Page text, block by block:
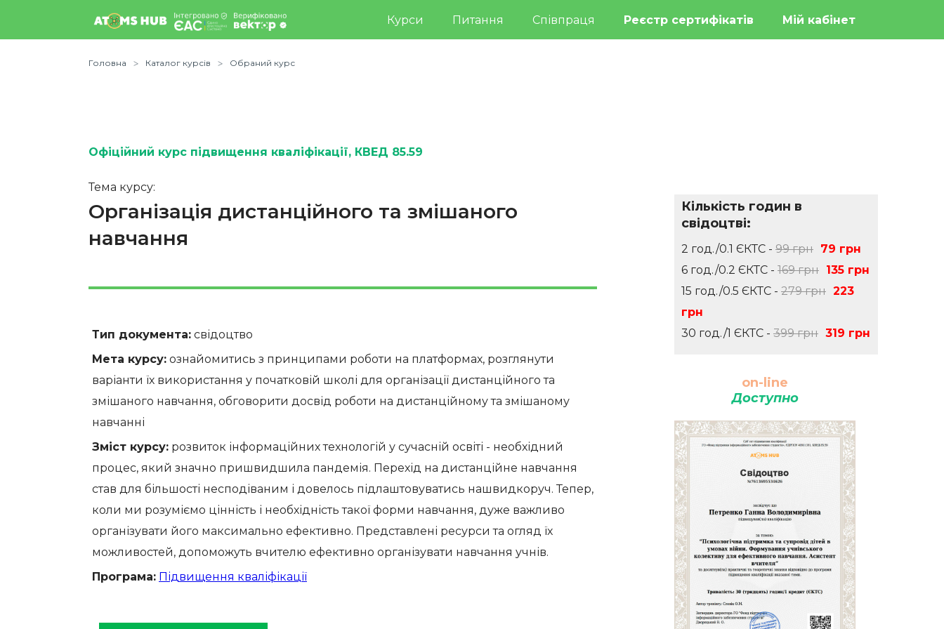
Курси Питання Співпраця Реєстр сертифікатів Мій кабінет
Головна Каталог курсів Обраний курс
Офіційний курс підвищення кваліфікації, КВЕД 85.59
Тема курсу:
Організація дистанційного та змішаного
навчання
Тип документа: свідоцтво
Мета курсу: ознайомитись з принципами роботи на платформах, розглянути
варіанти їх використання у початковій школі для організації дистанційного та
змішаного навчання, обговорити досвід роботи на дистанційному та змішаному
навчанні
Зміст курсу: розвиток інформаційних технологій у сучасній освіті - необхідний
процес, який значно пришвидшила пандемія. Перехід на дистанційне навчання
став для більшості несподіваним і довелось підлаштовуватись нашвидкоруч. Тепер,
коли ми розуміємо цінність і необхідність такої форми навчання, дуже важливо
організувати його максимально ефективно. Представлені ресурси та огляд їх
можливостей, допоможуть вчителю ефективно організувати навчання учнів.
Програма: Підвищення кваліфікації
Кількість годин в
свідоцтві:
2 год./0.1 ЄКТС - 99 грн 79 грн
6 год./0.2 ЄКТС - 169 грн 135 грн
15 год./0.5 ЄКТС - 279 грн 223
грн
30 год./1 ЄКТС - 399 грн 319 грн
on-line
Доступно